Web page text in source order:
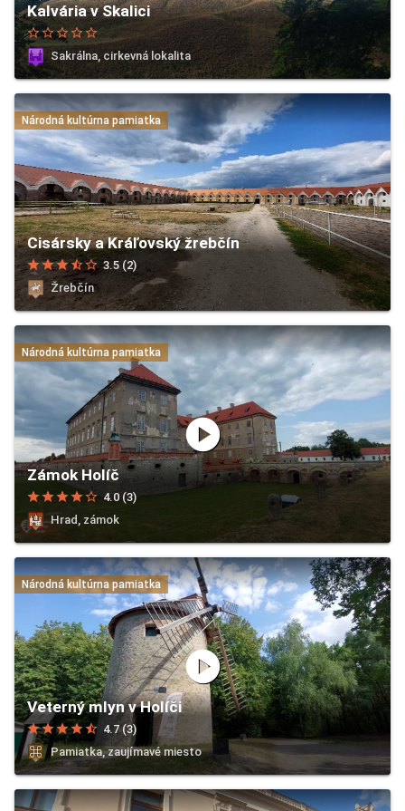
Kalvária v Skalici
star_borderstar_borderstar_borderstar_borderstar_border
Sakrálna, cirkevná lokalita
Národná kultúrna pamiatka
Cisársky a Kráľovský žrebčín
starstarstarstar_halfstar_border 3.5 (2)
Žrebčín
Národná kultúrna pamiatka
play_circle
Zámok Holíč
starstarstarstarstar_border 4.0 (3)
Hrad, zámok
Národná kultúrna pamiatka
play_circle
Veterný mlyn v Holíči
starstarstarstarstar_half 4.7 (3)
Pamiatka, zaujímavé miesto